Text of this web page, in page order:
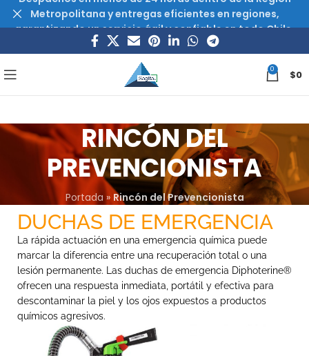
0 $0
RINCÓN DEL
PREVENCIONISTA
Portada » Rincón del Prevencionista
DUCHAS DE EMERGENCIA
La rápida actuación en una emergencia química puede
marcar la diferencia entre una recuperación total o una
lesión permanente. Las duchas de emergencia Diphoterine®
ofrecen una respuesta inmediata, portátil y efectiva para
descontaminar la piel y los ojos expuestos a productos
químicos agresivos.
Metropolitana y entregas eficientes en regiones,
garantizando un servicio ágil y confiable en todo Chile.